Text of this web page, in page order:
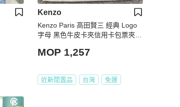
Kenzo
Kenzo Paris 高田賢三 經典 Logo
字母 黑色牛皮卡夾信用卡包票夾錢
MOP 1,257
近新閒置品 台灣 免運